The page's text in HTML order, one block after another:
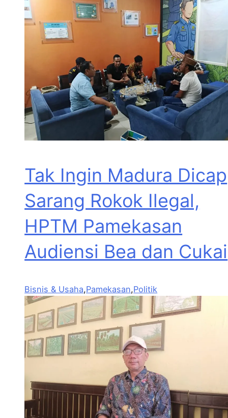
Tak Ingin Madura Dicap
Sarang Rokok Ilegal,
HPTM Pamekasan
Audiensi Bea dan Cukai
Bisnis & Usaha,Pamekasan,Politik